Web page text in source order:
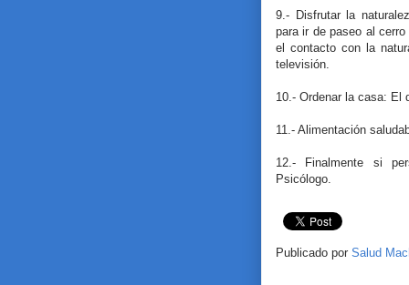
9.- Disfrutar la
para ir de paseo al
el contacto con la
televisión.
10.- Ordenar la casa: El
11.- Alimentación
12.- Finalmente si
Psicólogo.
Publicado por Salud